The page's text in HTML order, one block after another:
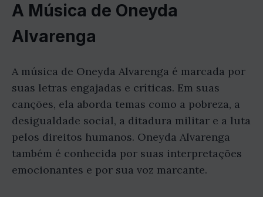
A Música de Oneyda
Alvarenga
A música de Oneyda Alvarenga é marcada por
suas letras engajadas e críticas. Em suas
canções, ela aborda temas como a pobreza, a
desigualdade social, a ditadura militar e a luta
pelos direitos humanos. Oneyda Alvarenga
também é conhecida por suas interpretações
emocionantes e por sua voz marcante.